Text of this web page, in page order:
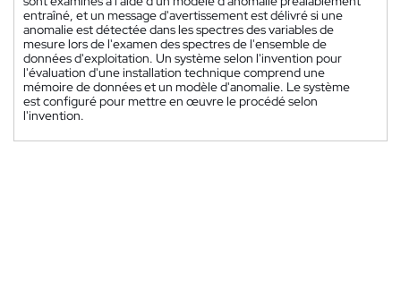
entraîné, et un message d'avertissement est délivré si une
anomalie est détectée dans les spectres des variables de
mesure lors de l'examen des spectres de l'ensemble de
données d'exploitation. Un système selon l'invention pour
l'évaluation d'une installation technique comprend une
mémoire de données et un modèle d'anomalie. Le système
est configuré pour mettre en œuvre le procédé selon
l'invention.